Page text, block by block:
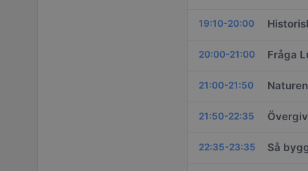
19:10-20:00
20:00-21:00 Fråga
21:00-21:50
21:50-22:35
22:35-23:35 Så